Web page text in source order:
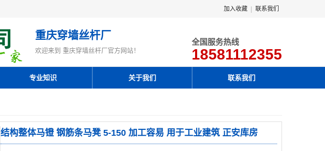
加入收藏 | 联系我们
重庆穿墙丝杆厂
欢迎来到 重庆穿墙丝杆厂官方网站！
全国服务热线
18581112355
专业知识 关于我们 联系我们
结构整体马镫 钢筋条马凳 5-150 加工容易 用于工业建筑 正安库房